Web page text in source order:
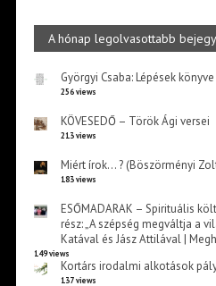
A hónap legolvasottabb
Györgyi Csaba: Lépések
256 views
KÖVESEDŐ – Török Ági versei
213 views
Miért írok… ? (Böszörményi
183 views
ESŐMADARAK – Spirituális
rész: „A szépség megváltja a
Katával és Jász Attilával |
149 views
Kortárs irodalmi alkotások
137 views